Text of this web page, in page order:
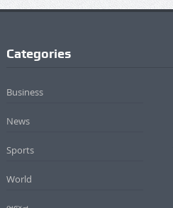
Categories
Business
News
Sports
World